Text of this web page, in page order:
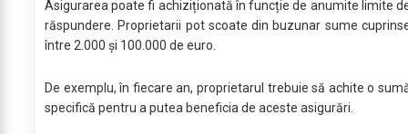
Asigurarea poate fi achiziționată în funcție de anumite limite
răspundere. Proprietarii pot scoate din buzunar sume
între 2.000 și 100.000 de euro.
De exemplu, în fiecare an, proprietarul trebuie să achite o
specifică pentru a putea beneficia de aceste asigurări.